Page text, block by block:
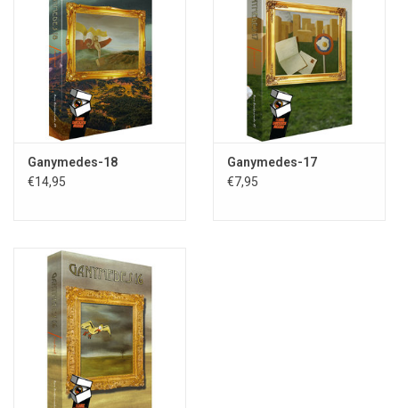
kunst. De publicaties in deze reeks beogen de creativiteit te
stimuleren en de geesten maximaal te verruimen.
Ganymedes-18
€14,95
Ganymedes-17
€7,95